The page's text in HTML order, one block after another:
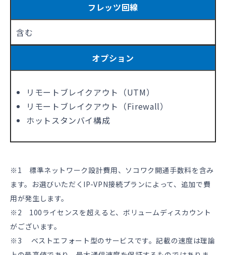
フレッツ回線
含む
オプション
リモートブレイクアウト（UTM）
リモートブレイクアウト（Firewall）
ホットスタンバイ構成
※1 標準ネットワーク設計費用、ソコワク開通手数料を含み
ます。お選びいただくIP-VPN接続プランによって、追加で費
用が発生します。
※2 100ライセンスを超えると、ボリュームディスカウント
がございます。
※3 ベストエフォート型のサービスです。記載の速度は理論